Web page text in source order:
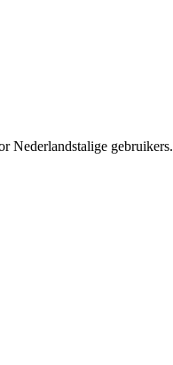
Nederlandstalige gebruikers.